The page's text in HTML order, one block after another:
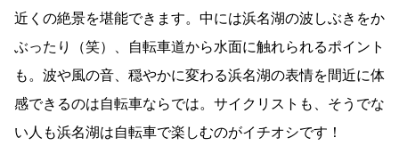
近くの絶景を堪能できます。中には浜名湖の波しぶきをか
ぶったり（笑）、自転車道から水面に触れられるポイント
も。波や風の音、穏やかに変わる浜名湖の表情を間近に体
感できるのは自転車ならでは。サイクリストも、そうでな
い人も浜名湖は自転車で楽しむのがイチオシです！